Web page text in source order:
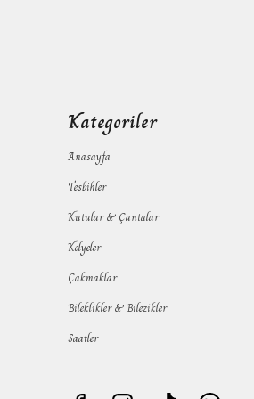
Kategoriler
Anasayfa
Tesbihler
Kutular & Çantalar
Kolyeler
Çakmaklar
Bileklikler & Bilezikler
Saatler